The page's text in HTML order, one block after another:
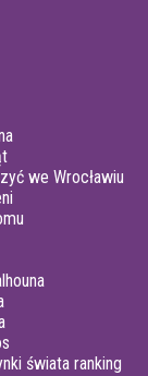
we Wrocławiu
świata ranking